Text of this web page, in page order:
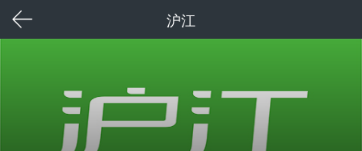
沪江